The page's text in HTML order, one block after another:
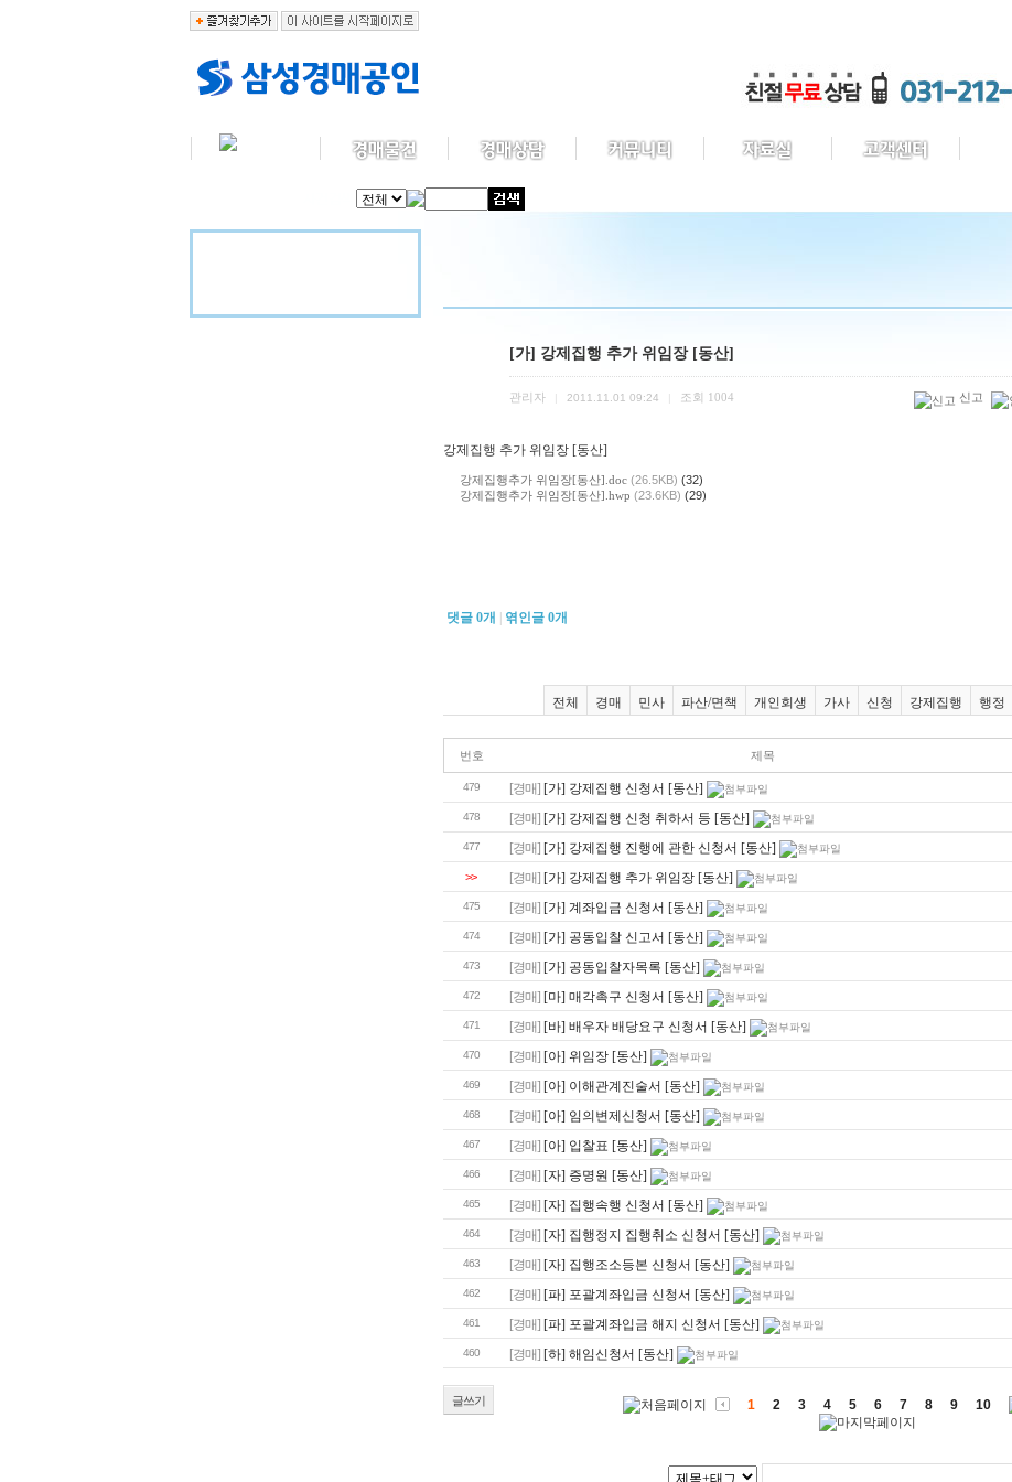
[가] 강제집행 추가 위임장 [동산]
관리자 2011.11.01 09:24 조회 1004 신고
강제집행 추가 위임장 [동산]
강제집행추가 위임장[동산].doc (26.5KB) (32)
강제집행추가 위임장[동산].hwp (23.6KB) (29)
댓글 0개 엮인글 0개
전체 경매 민사 파산/면책 개인회생 가사 신청 강제집행 행정
번호 제목
479 [경매] [가] 강제집행 신청서 [동산]
478 [경매] [가] 강제집행 신청 취하서 등 [동산]
477 [경매] [가] 강제집행 진행에 관한 신청서 [동산]
>> [경매] [가] 강제집행 추가 위임장 [동산]
475 [경매] [가] 계좌입금 신청서 [동산]
474 [경매] [가] 공동입찰 신고서 [동산]
473 [경매] [가] 공동입찰자목록 [동산]
472 [경매] [마] 매각촉구 신청서 [동산]
471 [경매] [바] 배우자 배당요구 신청서 [동산]
470 [경매] [아] 위임장 [동산]
469 [경매] [아] 이해관계진술서 [동산]
468 [경매] [아] 임의변제신청서 [동산]
467 [경매] [아] 입찰표 [동산]
466 [경매] [자] 증명원 [동산]
465 [경매] [자] 집행속행 신청서 [동산]
464 [경매] [자] 집행정지 집행취소 신청서 [동산]
463 [경매] [자] 집행조소등본 신청서 [동산]
462 [경매] [파] 포괄계좌입금 신청서 [동산]
461 [경매] [파] 포괄계좌입금 해지 신청서 [동산]
460 [경매] [하] 해임신청서 [동산]
글쓰기 1 2 3 4 5 6 7 8 9 10